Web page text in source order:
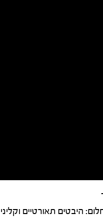
היבטים תאורטיים